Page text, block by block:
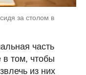
за столом в
часть
в том, чтобы
из них